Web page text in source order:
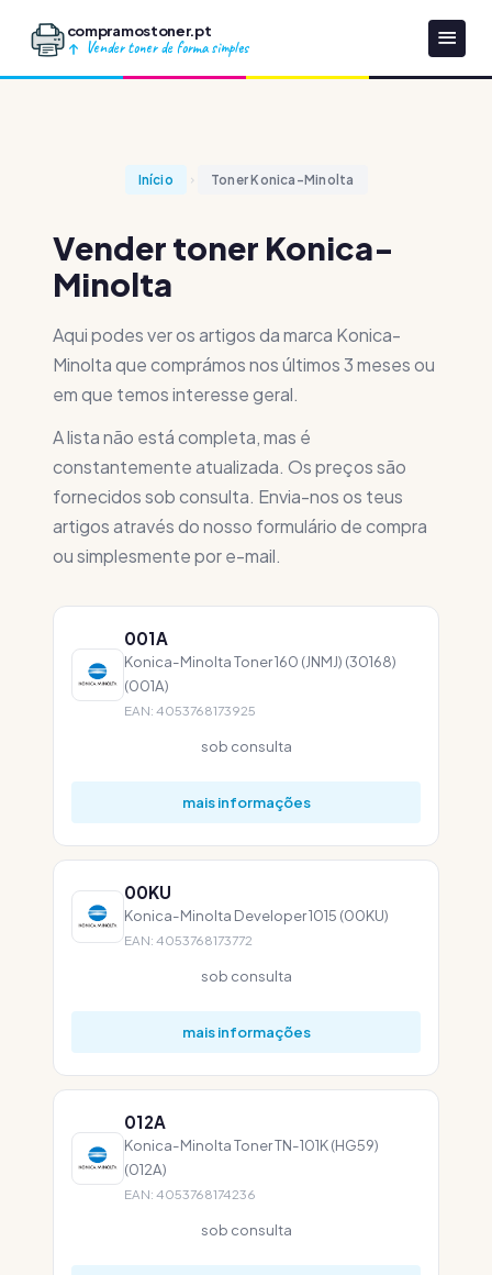
compramostoner.pt
Vender toner de forma simples
Início Toner Konica-Minolta
Vender toner Konica-
Minolta
Aqui podes ver os artigos da marca Konica-
Minolta que comprámos nos últimos 3 meses ou
em que temos interesse geral.
A lista não está completa, mas é
constantemente atualizada. Os preços são
fornecidos sob consulta. Envia-nos os teus
artigos através do nosso formulário de compra
ou simplesmente por e-mail.
001A
Konica-Minolta Toner 160 (JNMJ) (30168)
(001A)
EAN: 4053768173925
sob consulta
mais informações
00KU
Konica-Minolta Developer 1015 (00KU)
EAN: 4053768173772
sob consulta
mais informações
012A
Konica-Minolta Toner TN-101K (HG59)
(012A)
EAN: 4053768174236
sob consulta